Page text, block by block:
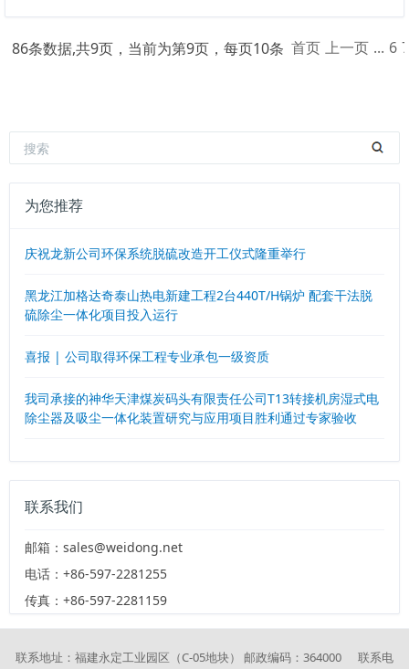
86条数据,共9页，当前为第9页，每页10条 首页 上一页 ... 6 7
为您推荐
庆祝龙新公司环保系统脱硫改造开工仪式隆重举行
黑龙江加格达奇泰山热电新建工程2台440T/H锅炉 配套干法脱
硫除尘一体化项目投入运行
喜报 | 公司取得环保工程专业承包一级资质
我司承接的神华天津煤炭码头有限责任公司T13转接机房湿式电
除尘器及吸尘一体化装置研究与应用项目胜利通过专家验收
联系我们
邮箱：sales@weidong.net
电话：+86-597-2281255
传真：+86-597-2281159
联系地址：福建永定工业园区（C-05地块） 邮政编码：364000 联系电